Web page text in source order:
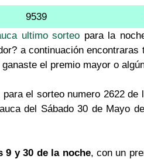
9539
ultimo sorteo para la
a continuación encontraras
el premio mayor o
el sorteo numero 2622 de
del Sábado 30 de Mayo
9 y 30 de la noche, con un